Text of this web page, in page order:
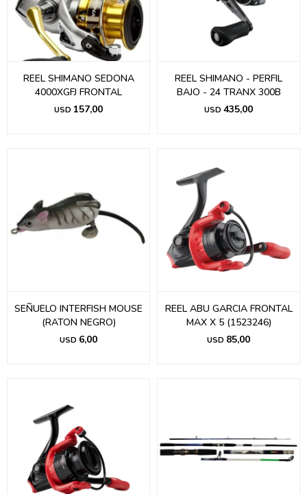
REEL SHIMANO SEDONA
4000XGFJ FRONTAL
USD 157,00
REEL SHIMANO - PERFIL
BAJO - 24 TRANX 300B
USD 435,00
SEÑUELO INTERFISH MOUSE
(RATON NEGRO)
USD 6,00
REEL ABU GARCIA FRONTAL
MAX X 5 (1523246)
USD 85,00